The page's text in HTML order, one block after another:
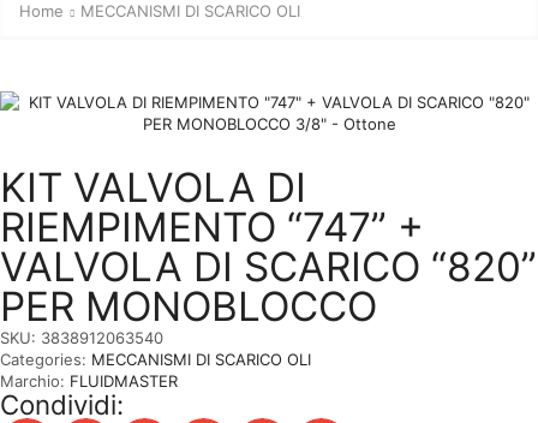
Home MECCANISMI DI SCARICO OLI
KIT VALVOLA DI
RIEMPIMENTO “747” +
VALVOLA DI SCARICO “820”
PER MONOBLOCCO
SKU: 3838912063540
Categories: MECCANISMI DI SCARICO OLI
Marchio: FLUIDMASTER
Condividi: